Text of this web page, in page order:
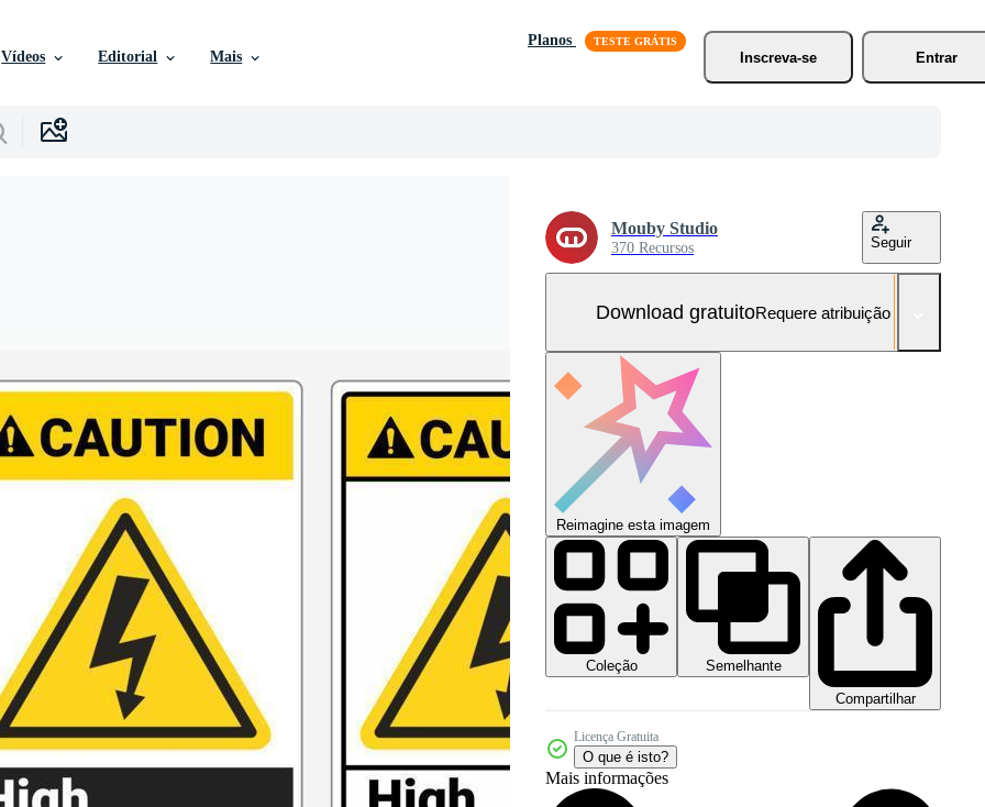
Vídeos Editorial Mais
Planos
Inscreva-se
Entrar
Mouby Studio
370 Recursos Seguir
Download gratuitoRequere atribuição
Reimagine esta imagem
Coleção
Semelhante
Compartilhar
Licença Gratuita
O que é isto?
Mais informações